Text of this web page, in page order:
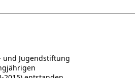
und Jugendstiftung